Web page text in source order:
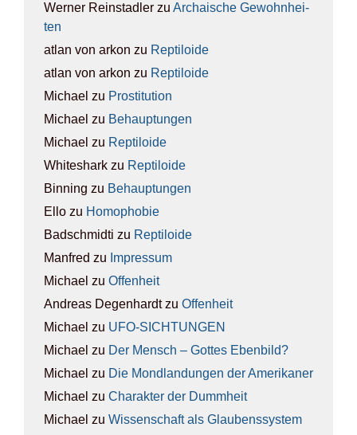
Werner Reinstadler zu Archai­sche Gewohn­hei­
ten
atlan von arkon zu Rep­ti­lo­ide
atlan von arkon zu Rep­ti­lo­ide
Michael zu Pro­sti­tu­ti­on
Michael zu Behaup­tun­gen
Michael zu Rep­ti­lo­ide
Whiteshark zu Rep­ti­lo­ide
Binning zu Behaup­tun­gen
Ello zu Homo­pho­bie
Badschmidti zu Rep­ti­lo­ide
Manfred zu Impres­sum
Michael zu Offen­heit
Andreas Degenhardtzu Offen­heit
Michael zu UFO-SICH­TUN­GEN
Michael zu Der Mensch – Got­tes Eben­bild?
Michael zu Die Mond­lan­dun­gen der Ame­ri­ka­ner
Michael zu Cha­rak­ter der Dumm­heit
Michael zu Wis­sen­schaft als Glau­bens­sys­tem